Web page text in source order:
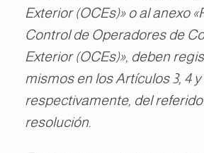
Exterior (OCEs)» o al anexo
Control de Operadores de
Exterior (OCEs)», deben
mismos en los Artículos 3, 4 y
respectivamente, del
resolución.